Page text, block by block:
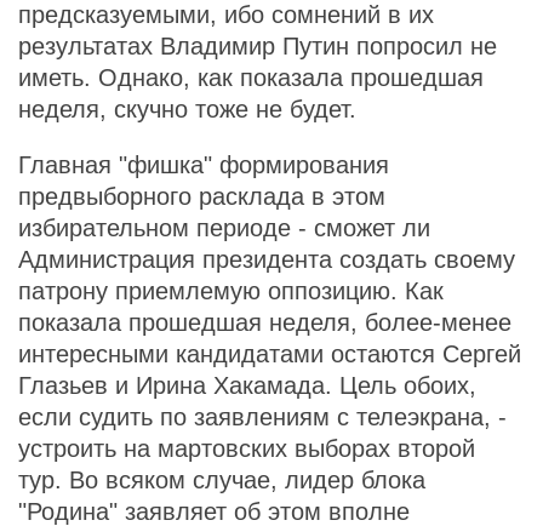
предсказуемыми, ибо сомнений в их
результатах Владимир Путин попросил не
иметь. Однако, как показала прошедшая
неделя, скучно тоже не будет.
Главная "фишка" формирования
предвыборного расклада в этом
избирательном периоде - сможет ли
Администрация президента создать своему
патрону приемлемую оппозицию. Как
показала прошедшая неделя, более-менее
интересными кандидатами остаются Сергей
Глазьев и Ирина Хакамада. Цель обоих,
если судить по заявлениям с телеэкрана, -
устроить на мартовских выборах второй
тур. Во всяком случае, лидер блока
"Родина" заявляет об этом вполне